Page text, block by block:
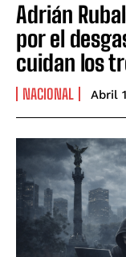
Adrián
por el
cuidan los
NACIONAL Abril